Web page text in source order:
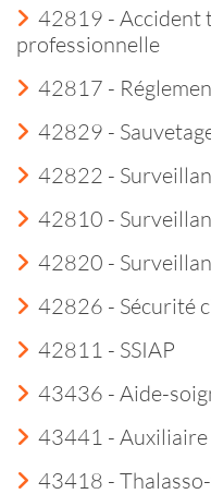
42819 - Accident
professionnelle
42817 -
42829 -
42822 -
42810 -
42820 -
42826 - Sécurité
42811 - SSIAP
43436 - Aide-
43441 -
43418 -